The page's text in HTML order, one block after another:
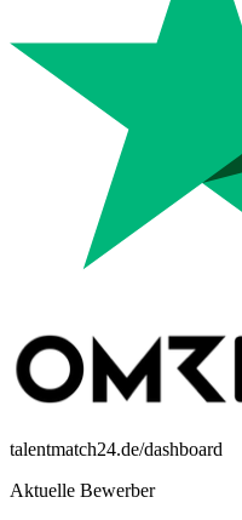
talentmatch24.de/dashboard
Aktuelle Bewerber